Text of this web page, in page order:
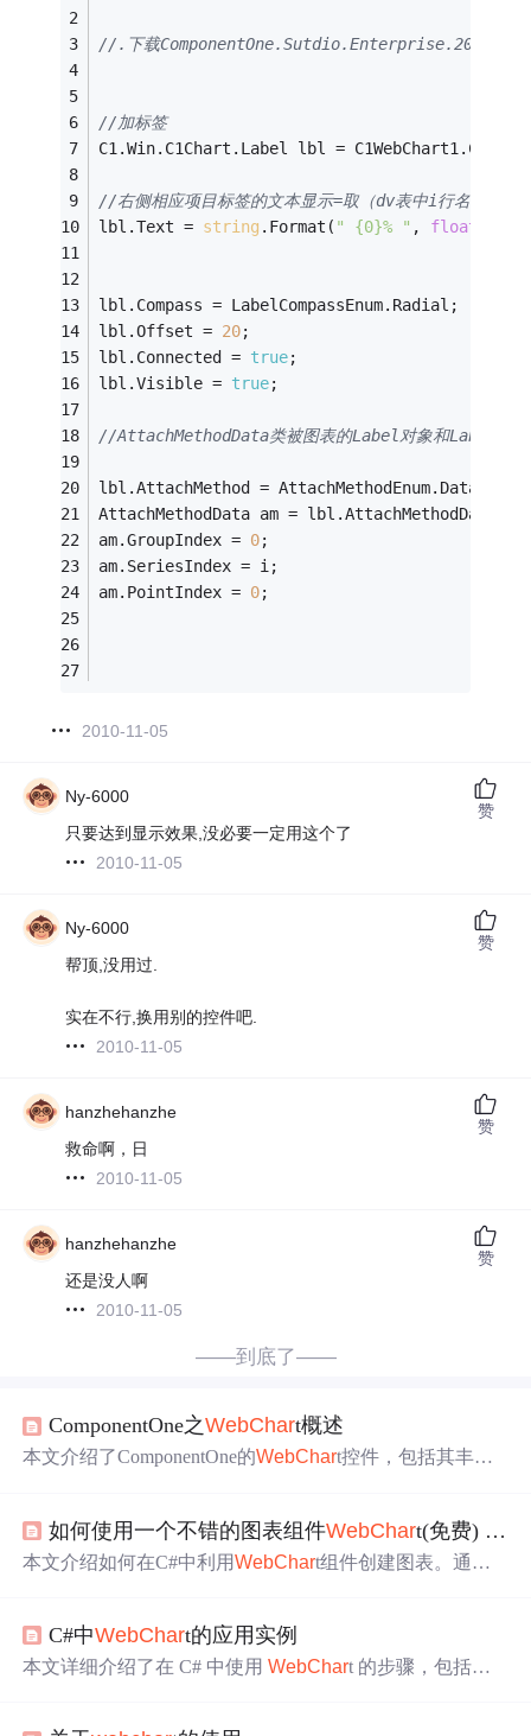
//.下载
//加标签
C1.Win.C1Chart.Label lbl =
//右侧相应项目标签的文本显示=取（dv表中i行名为
lbl.Text = string .Format( " {0}% " , float
lbl.Compass = LabelCompassEnum.Radial;
lbl.Offset = 20;
lbl.Connected = true;
lbl.Visible = true;
//AttachMethodData类被图表的Label对象和Label对
lbl.AttachMethod =
AttachMethodData am = lbl.AttachMethodData;
am.GroupIndex = 0;
am.SeriesIndex = i;
am.PointIndex = 0;
2010-11-05
Ny-6000
只要达到显示效果,没必要一定用这个了
2010-11-05
赞
Ny-6000
帮顶,没用过.
实在不行,换用别的控件吧.
2010-11-05
赞
hanzhehanzhe
救命啊，日
2010-11-05
赞
hanzhehanzhe
还是没人啊
2010-11-05
赞
——到底了——
ComponentOne之WebChart概述
本文介绍了ComponentOne的WebChart控件，包括其丰富
方法，如图表类型、尺寸、轴标签等，来展示如何创建和
定制饼图。此外，还提供了设置图表头、尾文本、背景色
如何使用一个不错的图表组件WebChart(免费) 用c#编写
本文介绍如何在C#中利用WebChart组件创建图表。通过
C#中WebChart的应用实例
本文详细介绍了在 C# 中使用WebChart 的步骤，包括获